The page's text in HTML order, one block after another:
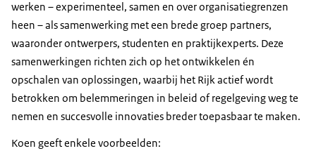
werken – experimenteel, samen en over organisatiegrenzen
heen – als samenwerking met een brede groep partners,
waaronder ontwerpers, studenten en praktijkexperts. Deze
samenwerkingen richten zich op het ontwikkelen én
opschalen van oplossingen, waarbij het Rijk actief wordt
betrokken om belemmeringen in beleid of regelgeving weg te
nemen en succesvolle innovaties breder toepasbaar te maken.
Koen geeft enkele voorbeelden: